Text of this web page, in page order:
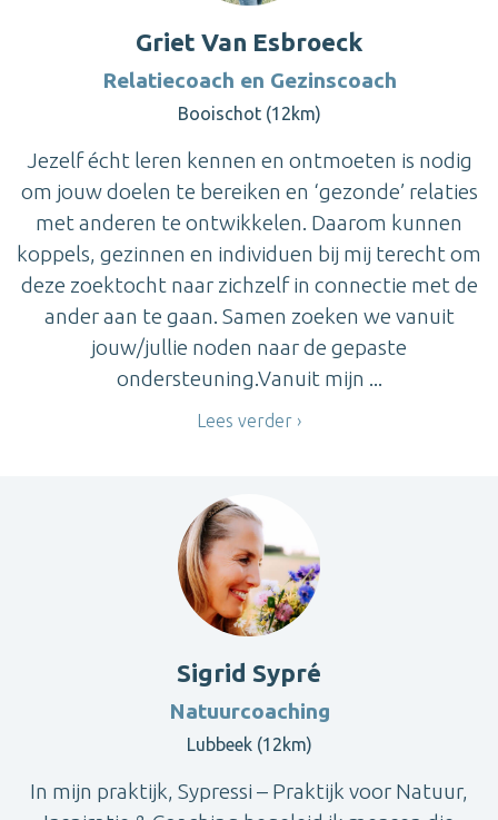
Griet Van Esbroeck
Relatiecoach en Gezinscoach
Booischot (12km)
Jezelf écht leren kennen en ontmoeten is nodig
om jouw doelen te bereiken en ‘gezonde’ relaties
met anderen te ontwikkelen. Daarom kunnen
koppels, gezinnen en individuen bij mij terecht om
deze zoektocht naar zichzelf in connectie met de
ander aan te gaan. Samen zoeken we vanuit
jouw/jullie noden naar de gepaste
ondersteuning.Vanuit mijn ...
Lees verder
Sigrid Sypré
Natuurcoaching
Lubbeek (12km)
In mijn praktijk, Sypressi – Praktijk voor Natuur,